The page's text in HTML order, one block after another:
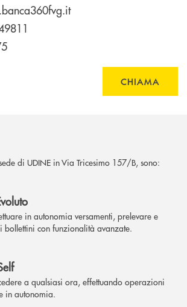
CHIAMA
di UDINE in Via Tricesimo 157/B, sono:
in autonomia versamenti, prelevare e
bollettini con funzionalità avanzate.
a qualsiasi ora, effettuando operazioni
in autonomia.